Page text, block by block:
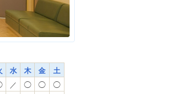
水 木 金
土
／ ◯ ◯
◯